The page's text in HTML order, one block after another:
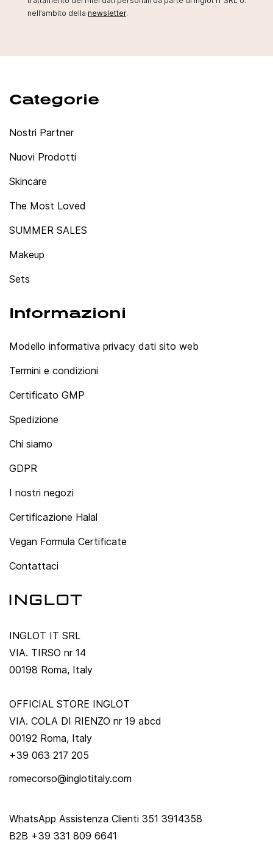
nell’ambito della newsletter.
Categorie
Nostri Partner
Nuovi Prodotti
Skincare
The Most Loved
SUMMER SALES
Makeup
Sets
Informazioni
Modello informativa privacy dati sito web
Termini e condizioni
Certificato GMP
Spedizione
Chi siamo
GDPR
I nostri negozi
Certificazione Halal
Vegan Formula Certificate
Contattaci
INGLOT IT SRL
VIA. TIRSO nr 14
00198 Roma, Italy
OFFICIAL STORE INGLOT
VIA. COLA DI RIENZO nr 19 abcd
00192 Roma, Italy
+39 063 217 205
romecorso@inglotitaly.com
WhatsApp Assistenza Clienti 351 3914358
B2B +39 331 809 6641